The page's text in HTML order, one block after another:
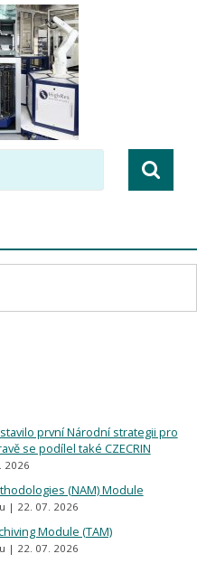
první Národní strategii pro
se podílel také CZECRIN
2026
(NAM) Module
22. 07. 2026
Module (TAM)
22. 07. 2026